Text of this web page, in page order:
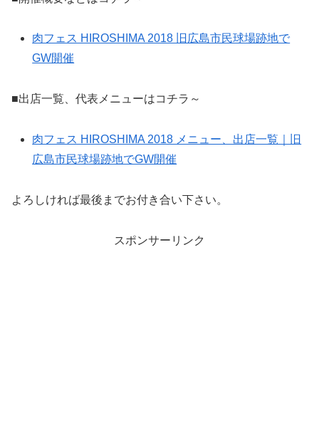
肉フェス HIROSHIMA 2018 旧広島市民球場跡地で
GW開催
■出店一覧、代表メニューはコチラ～
肉フェス HIROSHIMA 2018 メニュー、出店一覧｜旧
広島市民球場跡地でGW開催
よろしければ最後までお付き合い下さい。
スポンサーリンク